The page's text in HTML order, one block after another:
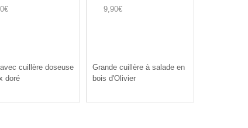
cuillère doseuse
doré
9,90€
Grande cuillère à salade en
bois d'Olivier